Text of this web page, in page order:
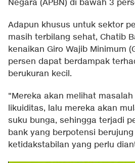
Negara (APBN) di bawah 3
Adapun khusus untuk sektor
masih terbilang sehat, Chatib
kenaikan Giro Wajib Minimum
persen dapat berdampak
berukuran kecil.
"Mereka akan melihat
likuiditas, lalu mereka akan
suku bunga, sehingga terjadi
bank yang berpotensi
ketidakstabilan yang perlu